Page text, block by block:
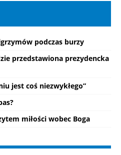
podczas burzy
przedstawiona prezydencka
jest coś niezwykłego”
miłości wobec Boga